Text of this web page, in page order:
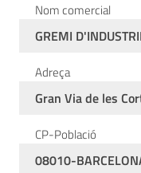
Nom comercial
GREMI
Adreça
Gran Via de les
CP-Població
08010-